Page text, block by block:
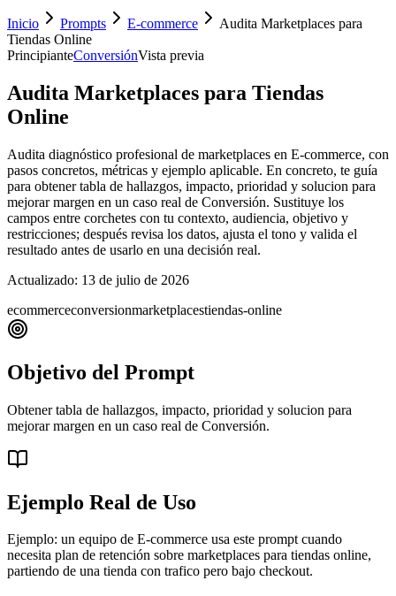
Inicio Prompts E-commerce
Audita Marketplaces para
Tiendas Online
PrincipianteConversiónVista previa
Audita Marketplaces para Tiendas
Online
Audita diagnóstico profesional de marketplaces en E-commerce, con
pasos concretos, métricas y ejemplo aplicable. En concreto, te guía
para obtener tabla de hallazgos, impacto, prioridad y solucion para
mejorar margen en un caso real de Conversión. Sustituye los
campos entre corchetes con tu contexto, audiencia, objetivo y
restricciones; después revisa los datos, ajusta el tono y valida el
resultado antes de usarlo en una decisión real.
Actualizado: 13 de julio de 2026
ecommerceconversionmarketplacestiendas-online
Objetivo del Prompt
Obtener tabla de hallazgos, impacto, prioridad y solucion para
mejorar margen en un caso real de Conversión.
Ejemplo Real de Uso
Ejemplo: un equipo de E-commerce usa este prompt cuando
necesita plan de retención sobre marketplaces para tiendas online,
partiendo de una tienda con trafico pero bajo checkout.